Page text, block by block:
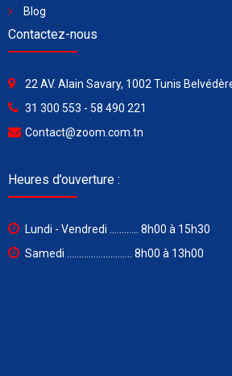
Blog
Contactez-nous
22 AV. Alain Savary, 1002 Tunis
31 300 553 - 58 490 221
Contact@zoom.com.tn
Heures d’ouverture :
Lundi - Vendredi ............ 8h00 à 15h30
Samedi ........................... 8h00 à 13h00